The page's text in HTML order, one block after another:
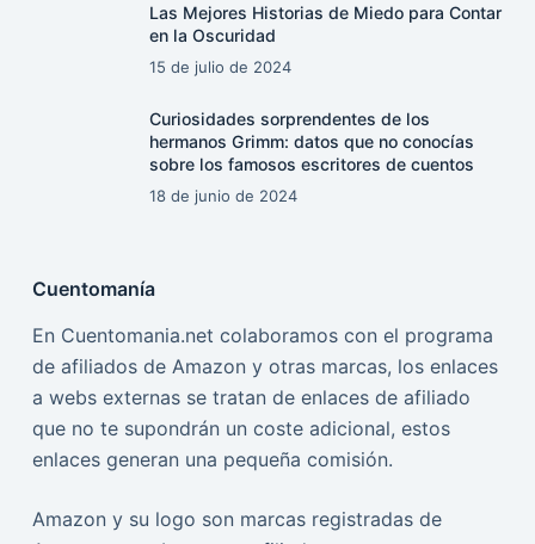
Las Mejores Historias de Miedo para Contar
en la Oscuridad
15 de julio de 2024
Curiosidades sorprendentes de los
hermanos Grimm: datos que no conocías
sobre los famosos escritores de cuentos
18 de junio de 2024
Cuentomanía
En Cuentomania.net colaboramos con el programa
de afiliados de Amazon y otras marcas, los enlaces
a webs externas se tratan de enlaces de afiliado
que no te supondrán un coste adicional, estos
enlaces generan una pequeña comisión.
Amazon y su logo son marcas registradas de